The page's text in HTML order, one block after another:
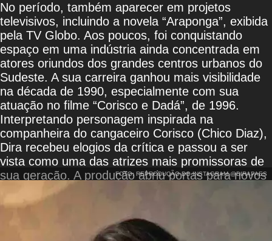
No período, também aparecer em projetos
televisivos, incluindo a novela “Araponga”, exibida
pela TV Globo. Aos poucos, foi conquistando
espaço em uma indústria ainda concentrada em
atores oriundos dos grandes centros urbanos do
Sudeste. A sua carreira ganhou mais visibilidade
na década de 1990, especialmente com sua
atuação no filme “Corisco e Dadá”, de 1996.
Interpretando personagem inspirada na
companheira do cangaceiro Corisco (Chico Diaz),
Dira recebeu elogios da crítica e passou a ser
vista como uma das atrizes mais promissoras de
sua geração. A produção abriu portas para novos
trabalhos no cinema nacional e ajudou a
consolidar sua reputação como intérprete de
personagens complexas e intensas.
FOTO: REPRODUÇÃO DO INSTAGRAM @DIRAPAES